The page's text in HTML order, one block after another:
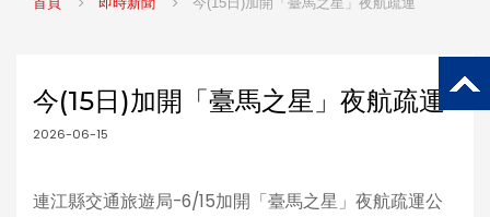
今(15日)加開「臺馬之星」夜航疏運
2026-06-15
連江縣交通旅遊局-6/15加開「臺馬之星」夜航疏運公